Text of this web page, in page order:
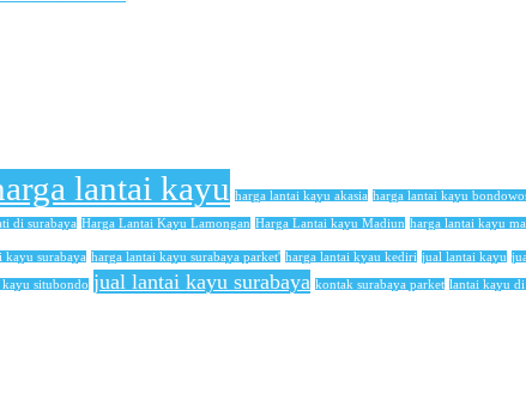
lantai kayu harga lantai kayu akasia harga lantai kayu
di surabaya Harga Lantai Kayu Lamongan Harga Lantai kayu Madiun harga lantai kayu
kayu surabaya harga lantai kayu surabaya parket' harga lantai kyau kediri jual lantai kayu
situbondo jual lantai kayu surabaya kontak surabaya parket lantai kayu